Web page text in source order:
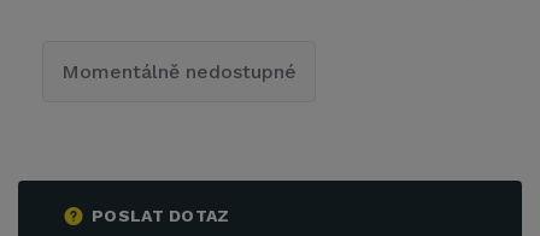
POSLAT DOTAZ
Momentálně nedostupné